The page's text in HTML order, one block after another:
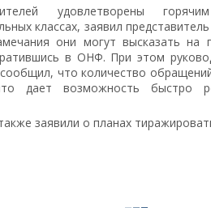
удовлетворены горячим
классах, заявил представитель
они могут высказать на
в ОНФ. При этом
что количество
дает возможность быстро
заявили о планах